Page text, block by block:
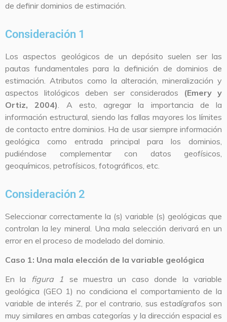
de definir dominios de estimación.
Consideración 1
Los aspectos geológicos de un depósito suelen ser las
pautas fundamentales para la definición de dominios de
estimación. Atributos como la alteración, mineralización y
aspectos litológicos deben ser considerados (Emery y
Ortiz, 2004). A esto, agregar la importancia de la
información estructural, siendo las fallas mayores los límites
de contacto entre dominios. Ha de usar siempre información
geológica como entrada principal para los dominios,
pudiéndose complementar con datos geofísicos,
geoquímicos, petrofísicos, fotográficos, etc.
Consideración 2
Seleccionar correctamente la (s) variable (s) geológicas que
controlan la ley mineral. Una mala selección derivará en un
error en el proceso de modelado del dominio.
Caso 1: Una mala elección de la variable geológica
En la figura 1 se muestra un caso donde la variable
geológica (GEO 1) no condiciona el comportamiento de la
variable de interés Z, por el contrario, sus estadígrafos son
muy similares en ambas categorías y la dirección espacial es